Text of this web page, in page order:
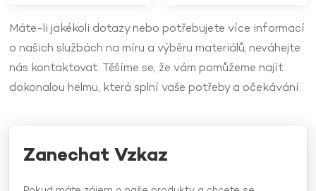
Máte-li jakékoli dotazy nebo potřebujete více informací
o našich službách na míru a výběru materiálů, neváhejte
nás kontaktovat. Těšíme se, že vám pomůžeme najít
dokonalou helmu, která splní vaše potřeby a očekávání.
Zanechat Vzkaz